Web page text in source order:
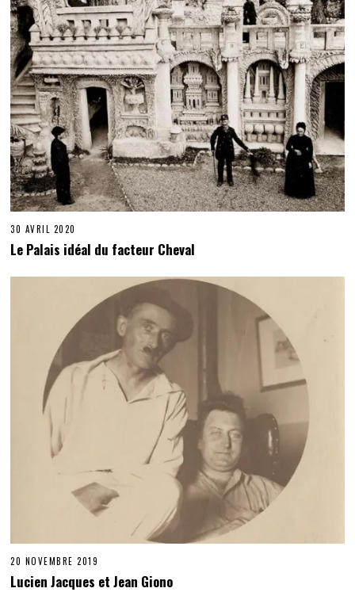
30 AVRIL 2020
Le Palais idéal du facteur Cheval
20 NOVEMBRE 2019
Lucien Jacques et Jean Giono